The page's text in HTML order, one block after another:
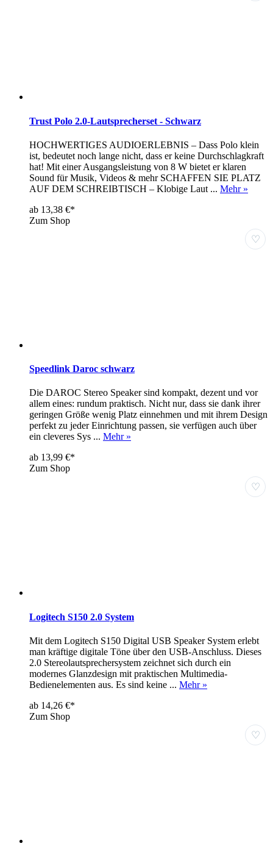
Trust Polo 2.0-Lautsprecherset - Schwarz
HOCHWERTIGES AUDIOERLEBNIS – Dass Polo klein
ist, bedeutet noch lange nicht, dass er keine Durchschlagkraft
hat! Mit einer Ausgangsleistung von 8 W bietet er klaren
Sound für Musik, Videos & mehr SCHAFFEN SIE PLATZ
AUF DEM SCHREIBTISCH – Klobige Laut ... Mehr »
ab 13,38 €*
Zum Shop
♡
Speedlink Daroc schwarz
Die DAROC Stereo Speaker sind kompakt, dezent und vor
allem eines: rundum praktisch. Nicht nur, dass sie dank ihrer
geringen Größe wenig Platz einnehmen und mit ihrem Design
perfekt zu jeder Einrichtung passen, sie verfügen auch über
ein cleveres Sys ... Mehr »
ab 13,99 €*
Zum Shop
♡
Logitech S150 2.0 System
Mit dem Logitech S150 Digital USB Speaker System erlebt
man kräftige digitale Töne über den USB-Anschluss. Dieses
2.0 Stereolautsprechersystem zeichnet sich durch ein
modernes Glanzdesign mit praktischen Multimedia-
Bedienelementen aus. Es sind keine ... Mehr »
ab 14,26 €*
Zum Shop
♡